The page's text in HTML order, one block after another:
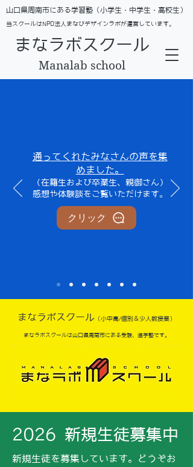
​山口県周南市にある学習塾（小学生・中学生・高校生）
当スクールはNPO法人まなびデザインラボが運営しています。
まなラボスクール
Manalab school
通ってくれたみなさんの声を集
めました。
​（在籍生および卒業生、親御さん）
​感想や体験談をご覧いただけます。
クリック
まなラボスクール （小中高/個別＆少人数授業）
​まなラボスクールは山口県周南市にある受験、進学塾です。
​2026 新規生徒募集中
新規生徒を募集しています。どうぞお